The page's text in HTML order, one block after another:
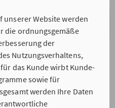
unserer Website werden
die ordnungsgemäße
der
Nutzungsverhaltens,
das Kunde wirbt Kunde-
sowie für
werden Ihre Daten
& WEITER